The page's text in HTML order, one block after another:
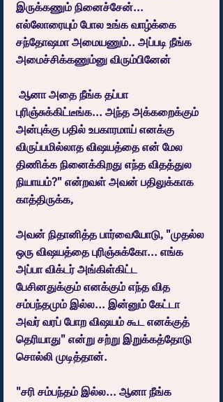
இருக்கணும் நினைச்சேன்...
எல்லோரையும் போல உங்க வாழ்க்கை
சந்தோஷமா அமையணும்.. அப்படி நீங்க
அமைச்சிக்கணும்னு விரும்பினேன்
ஆனா அதை நீங்க தப்பா
புரிஞ்சுக்கிட்டீங்க... அந்த அக்கறைக்கும்
அன்புக்கு பதில் உபகாரமாய் எனக்கு
விருப்பமில்லாத விஷயத்தை என் மேல
திணிக்க நினைக்கிறது எந்த விதத்துல
நியாயம்?" என்றவள் அவன் பதிலுக்காக
காத்திருக்க,
அவன் நிதானித்த பார்வையோடு, "முதல்ல
ஒரு விஷயத்தை புரிஞ்சுக்கோ... எங்க
அப்பா விக்டர் அங்கிள்கிட்ட
பேசினதுக்கும் எனக்கும் எந்த வித
சம்பந்தமும் இல்ல... இன்னும் கேட்டா
அவர் வரப் போற விஷயம் கூட எனக்குத்
தெரியாது" என்று சற்று இறுக்கத்தோடு
சொல்லி முடித்தான்.
"சரி சம்பந்தம் இல்ல... ஆனா நீங்க